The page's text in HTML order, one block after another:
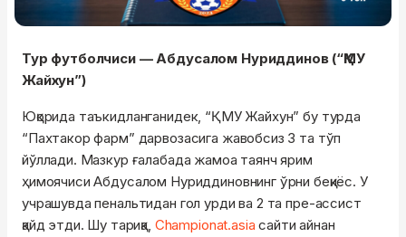
Тур футболчиси — Абдусалом Нуриддинов (“ҚМУ
Жайхун”)
Юқорида таъкидланганидек, “ҚМУ Жайхун” бу турда
“Пахтакор фарм” дарвозасига жавобсиз 3 та тўп
йўллади. Мазкур ғалабада жамоа таянч ярим
ҳимоячиси Абдусалом Нуриддиновнинг ўрни беқиёс. У
учрашувда пенальтидан гол урди ва 2 та пре-ассист
қайд этди. Шу тариқа, Championat.asia сайти айнан